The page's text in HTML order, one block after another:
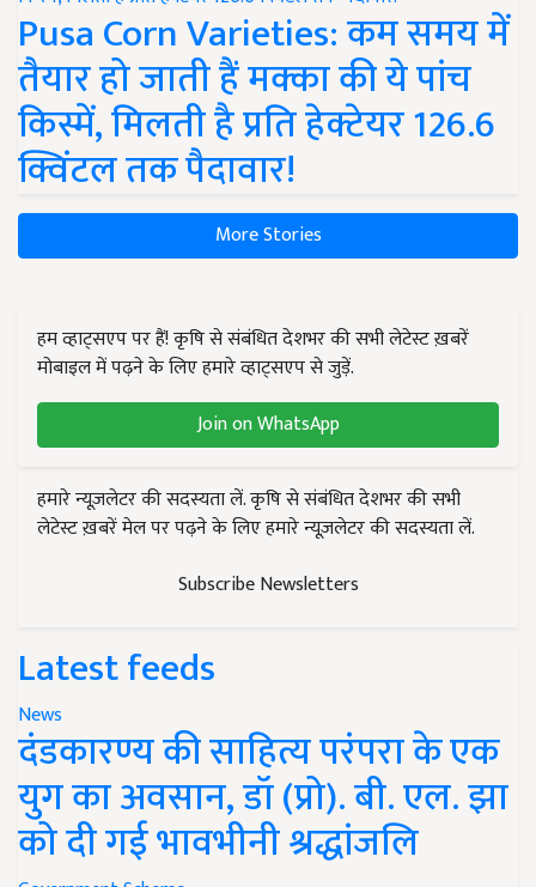
Pusa Corn Varieties: कम समय में
तैयार हो जाती हैं मक्का की ये पांच
किस्में, मिलती है प्रति हेक्टेयर 126.6
क्विंटल तक पैदावार!
More Stories
हम व्हाट्सएप पर हैं! कृषि से संबंधित देशभर की सभी लेटेस्ट ख़बरें
मोबाइल में पढ़ने के लिए हमारे व्हाट्सएप से जुड़ें.
Join on WhatsApp
हमारे न्यूज़लेटर की सदस्यता लें. कृषि से संबंधित देशभर की सभी
लेटेस्ट ख़बरें मेल पर पढ़ने के लिए हमारे न्यूज़लेटर की सदस्यता लें.
Subscribe Newsletters
Latest feeds
News
दंडकारण्य की साहित्य परंपरा के एक
युग का अवसान, डॉ (प्रो). बी. एल. झा
को दी गई भावभीनी श्रद्धांजलि